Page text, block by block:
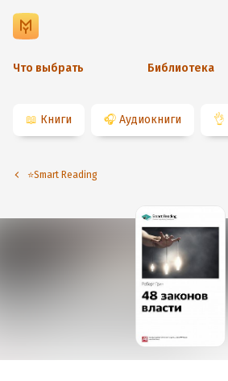
Что выбрать Библиотека
📖 Книги 🎧 Аудиокниги 👌
⭐️Smart Reading